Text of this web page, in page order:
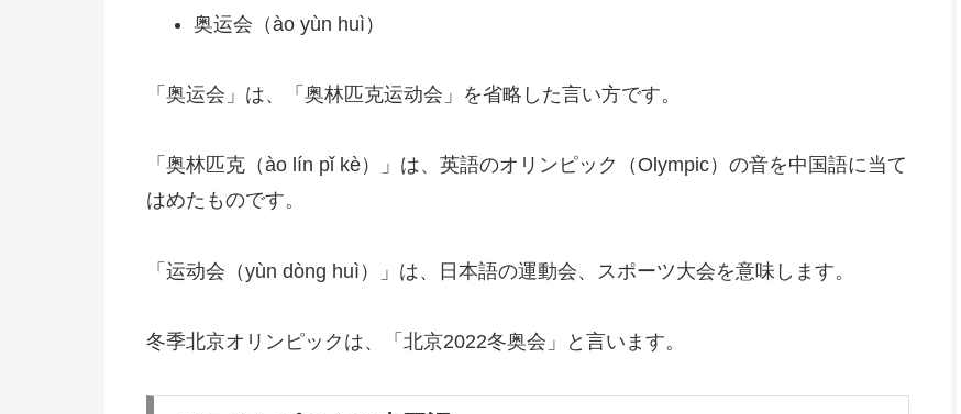
奥运会（ào yùn huì）
「奥运会」は、「奥林匹克运动会」を省略した言い方です。
「奥林匹克（ào lín pǐ kè）」は、英語のオリンピック（Olympic）の音を中国語に当て
はめたものです。
「运动会（yùn dòng huì）」は、日本語の運動会、スポーツ大会を意味します。
冬季北京オリンピックは、「北京2022冬奥会」と言います。